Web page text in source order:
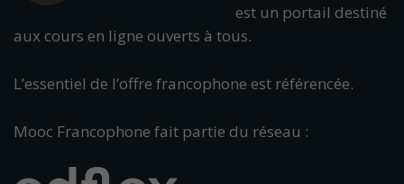
est un portail destiné
aux cours en ligne ouverts à tous.
L’essentiel de l’offre francophone est référencée.
Mooc Francophone fait partie du réseau :